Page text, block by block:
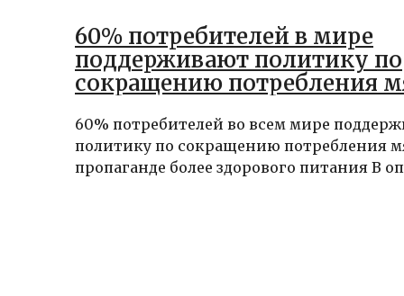
60% потребителей в мире
поддерживают политику по
сокращению потребления
60% потребителей во всем мире
политику по сокращению потребления
пропаганде более здорового питания В